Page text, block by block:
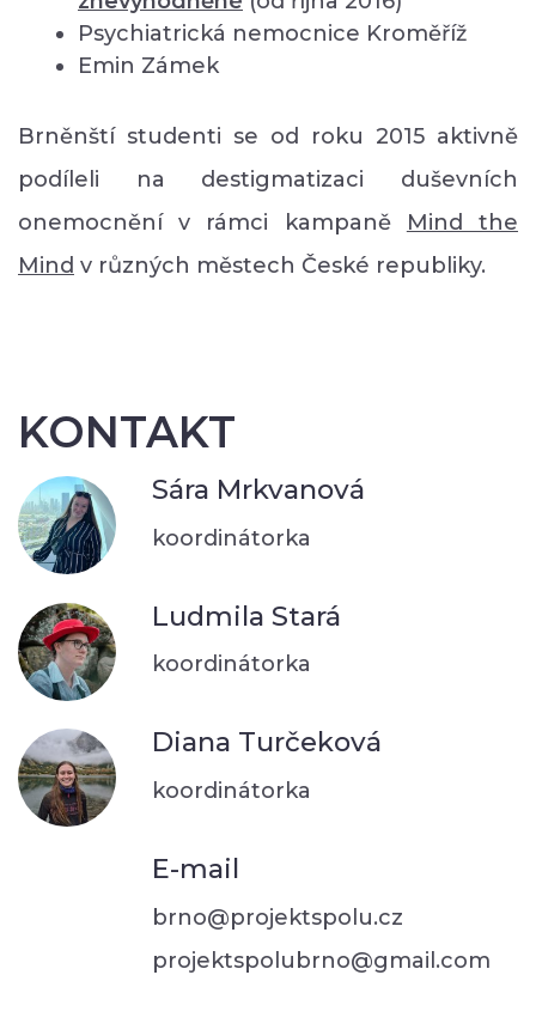
Psychiatrická nemocnice Kroměříž
Emin Zámek
Brněnští studenti se od roku 2015 aktivně
podíleli na destigmatizaci duševních
onemocnění v rámci kampaně Mind the
Mind v různých městech České republiky.
KONTAKT
Sára Mrkvanová
koordinátorka
Ludmila Stará
koordinátorka
Diana Turčeková
koordinátorka
E-mail
brno@projektspolu.cz
projektspolubrno@gmail.com